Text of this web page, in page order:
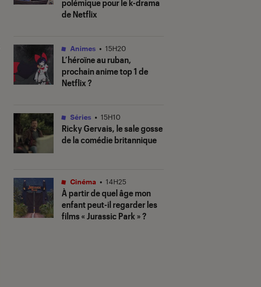
polémique pour le k-drama
de Netflix
L’héroïne au ruban,
prochain anime top 1 de
Netflix ?
Animes • 15H20
Ricky Gervais, le sale gosse
de la comédie britannique
Séries • 15H10
À partir de quel âge mon
enfant peut-il regarder les
films « Jurassic Park » ?
Cinéma • 14H25